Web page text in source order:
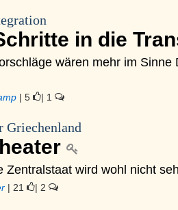
in die
wären mehr im Sinne
| 5 | 1
Griechenland
Zentralstaat wird wohl nicht
| 21 | 2